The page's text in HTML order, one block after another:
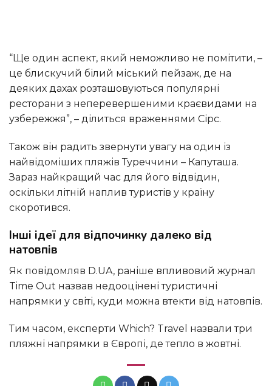
“Ще один аспект, який неможливо не помітити, –
це блискучий білий міський пейзаж, де на
деяких дахах розташовуються популярні
ресторани з неперевершеними краєвидами на
узбережжя”, – ділиться враженнями Сірс.
Також він радить звернути увагу на один із
найвідоміших пляжів Туреччини – Капуташа.
Зараз найкращий час для його відвідин,
оскільки літній наплив туристів у країну
скоротився.
Інші ідеї для відпочинку далеко від
натовпів
Як повідомляв D.UA, раніше впливовий журнал
Time Out назвав недооцінені туристичні
напрямки у світі, куди можна втекти від натовпів.
Тим часом, експерти Which? Travel назвали три
пляжні напрямки в Європі, де тепло в жовтні.